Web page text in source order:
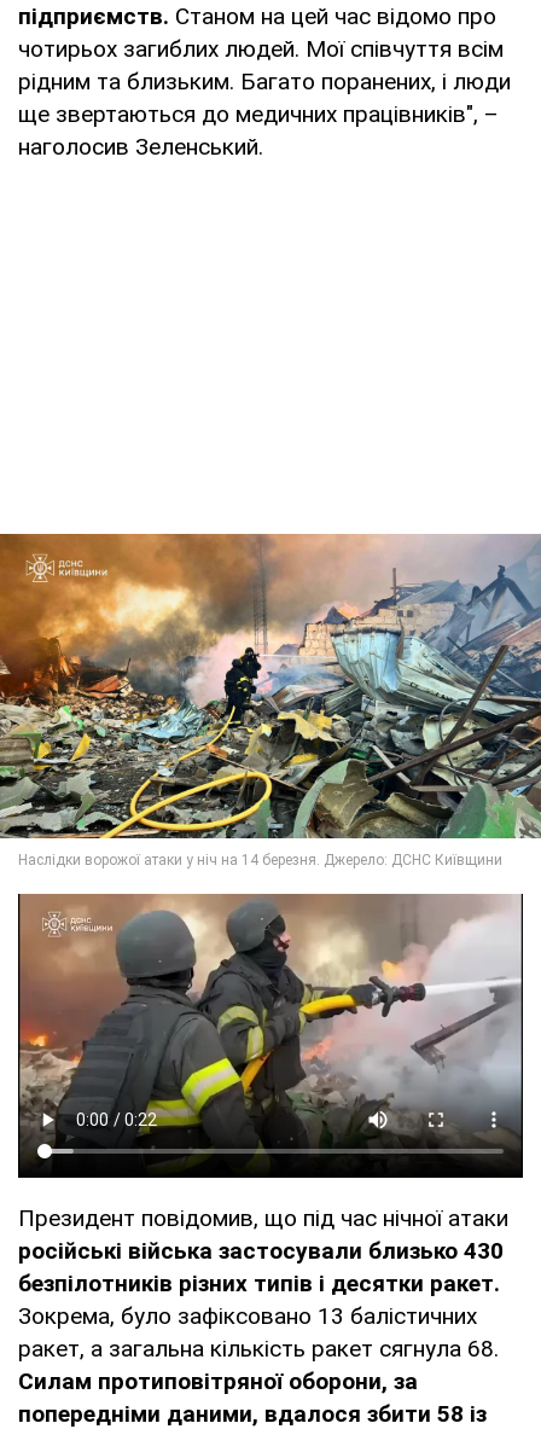
підприємств. Станом на цей час відомо про
чотирьох загиблих людей. Мої співчуття всім
рідним та близьким. Багато поранених, і люди
ще звертаються до медичних працівників", –
наголосив Зеленський.
Президент повідомив, що під час нічної атаки
російські війська застосували близько 430
безпілотників різних типів і десятки ракет.
Зокрема, було зафіксовано 13 балістичних
ракет, а загальна кількість ракет сягнула 68.
Силам протиповітряної оборони, за
попередніми даними, вдалося збити 58 із